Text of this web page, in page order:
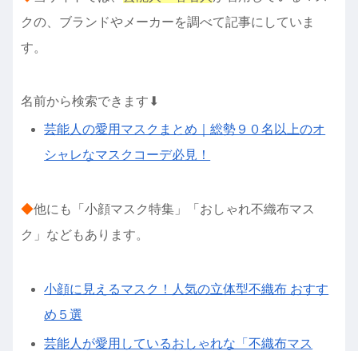
クの、ブランドやメーカーを調べて記事にしていま
す。
名前から検索できます⬇︎
芸能人の愛用マスクまとめ｜総勢９０名以上のオ
シャレなマスクコーデ必見！
◆他にも「小顔マスク特集」「おしゃれ不織布マス
ク」などもあります。
小顔に見えるマスク！人気の立体型不織布 おすす
め５選
芸能人が愛用しているおしゃれな「不織布マス